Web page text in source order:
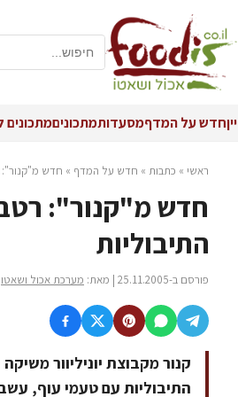
ייןחדש על המדףמסעדותמתכוניםמתכונים
ראשי » כתבות » חדש על המדף » חדש מ"קנור":
חדש מ"קנור":
התיבוליות
פורסם ב-25.11.2005 | מאת: מערכת אכול ושאטו
קנור מקבוצת יוניליוור
התיבוליות עם טעמי עוף,